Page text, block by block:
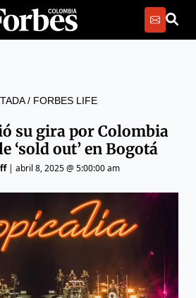
/ FORBES LIFE
su gira por Colombia
‘sold out’ en Bogotá
| abril 8, 2025 @ 5:00:00 am